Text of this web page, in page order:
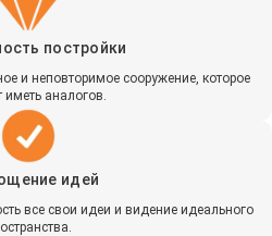
постройки
и неповторимое сооружение, которое
иметь аналогов.
идей
все свои идеи и видение идеального